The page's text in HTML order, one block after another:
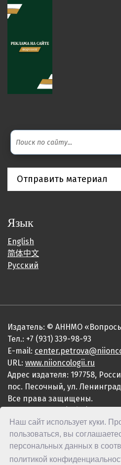
Наш сайт использует куки.
пользоваться, вы
персональных данных в
политикой
Отправить материал
Язык
English
简体中文
Русский
Издатель: © АННМО
Тел.: +7 (931) 339-98-93
E-mail:
URL: www.niioncologii.ru
Адрес издателя: 197758,
пос. Песочный, ул.
Все права защищены.
ISSN 2949-4915 (Online)